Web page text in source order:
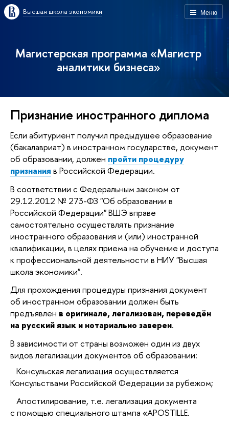
Меню
Высшая школа экономики
Магистерская программа «Магистр
аналитики бизнеса»
Признание иностранного диплома
Если абитуриент получил предыдущее образование
(бакалавриат) в иностранном государстве, документ
об образовании, должен пройти процедуру
признания в Российской Федерации.
В соответствии с Федеральным законом от
29.12.2012 № 273-ФЗ "Об образовании в
Российской Федерации" ВШЭ вправе
самостоятельно осуществлять признание
иностранного образования и (или) иностранной
квалификации, в целях приема на обучение и доступа
к профессиональной деятельности в НИУ "Высшая
школа экономики".
Для прохождения процедуры признания документ
об иностранном образовании должен быть
предъявлен в оригинале, легализован, переведён
на русский язык и нотариально заверен.
В зависимости от страны возможен один из двух
видов легализации документов об образовании:
Консульская легализация осуществляется
Консульствами Российской Федерации за рубежом;
Апостилирование, т.е. легализация документа
с помощью специального штампа «APOSTILLE.